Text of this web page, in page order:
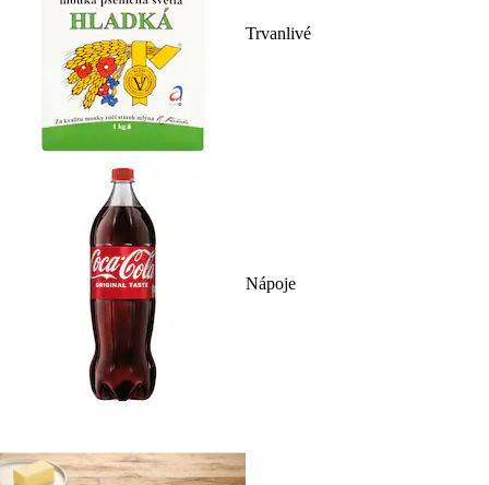
Trvanlivé
Nápoje